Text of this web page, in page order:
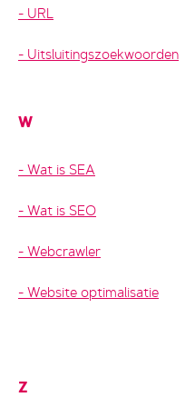
URL
Uitsluitingszoekwoorden
W
Wat is SEA
Wat is SEO
Webcrawler
Website optimalisatie
Z